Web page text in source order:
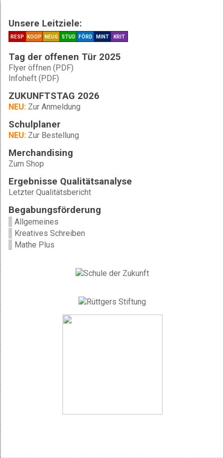
Unsere Leitziele:
RESP KOOP NEUG STUD FÖRD MINT KRIT
Tag der offenen Tür 2025
Flyer öffnen (PDF)
Infoheft (PDF)
ZUKUNFTSTAG 2026
NEU: Zur Anmeldung
Schulplaner
NEU: Zur Bestellung
Merchandising
Zum Shop
Ergebnisse Qualitätsanalyse
Letzter Qualitätsbericht
Begabungsförderung
Allgemeines
Kreatives Schreiben
Mathe Plus